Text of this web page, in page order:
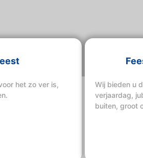
het zo ver is,
Wij bieden u
verjaardag,
buiten, groot